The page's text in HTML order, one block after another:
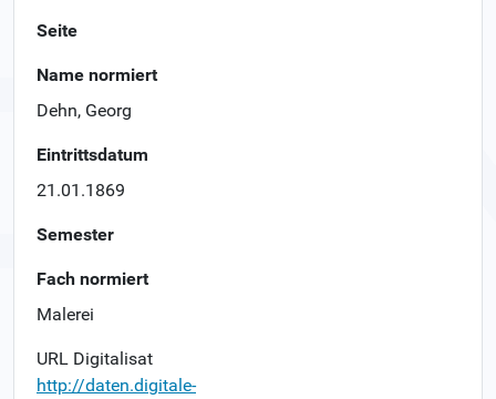
Seite
Name normiert
Dehn, Georg
Eintrittsdatum
21.01.1869
Semester
Fach normiert
Malerei
URL Digitalisat
http://daten.digitale-